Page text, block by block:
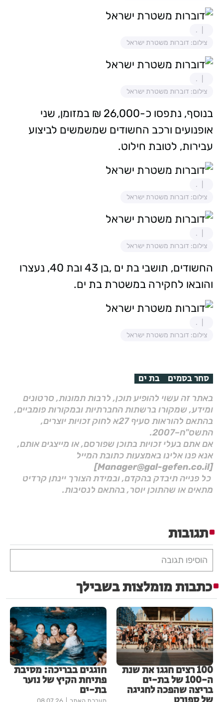
.
צילום: דוברות משטרת ישראל
.
צילום: דוברות משטרת ישראל
בנוסף, נתפסו כ-26,000 ₪ במזומן, שני
אופנועים ורכב החשודים שמשמשים לביצוע
עבירות, לטובת חילוט.
.
צילום: דוברות משטרת ישראל
.
צילום: דוברות משטרת ישראל
החשודים, תושבי בת ים ,בן 43 ובת 40, נעצרו
והובאו לחקירה במשטרת בת ים.
.
צילום: דוברות משטרת ישראל
סחר בסמים בת ים
באתר זה עשוי להופיע תוכן, לרבות תמונות, סרטונים
ומידע, שמקורו ברשתות החברתיות ובמקורות פומביים,
בהתאם להוראות סעיף 27א לחוק זכויות יוצרים,
התשס"ח–2007.
אם אתם בעלי זכויות בתוכן שפורסם, או מייצגים אותם,
אנא פנו אלינו באמצעות כתובת המייל
[Manager@gal-gefen.co.il]
כל פנייה תיבדק בהקדם, ובמידת הצורך יינתן קרדיט
מתאים או שהתוכן יוסר, בהתאם לנסיבות.
תגובות
הוסיפו תגובה
כתבות מומלצות בשבילך
100 רצים חגגו את שנת
ה-100 של בת-ים
בריצה שהפכה לחגיגה
חוגגים בבריכה: מסיבת
פתיחת הקיץ של נוער
בת-ים